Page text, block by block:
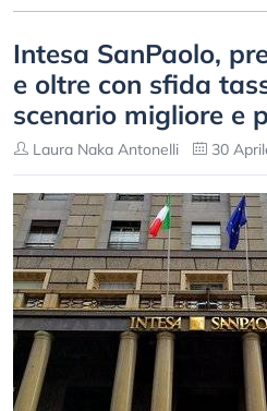
Intesa SanPaolo,
e oltre con sfida
scenario migliore e
Laura Naka Antonelli 30